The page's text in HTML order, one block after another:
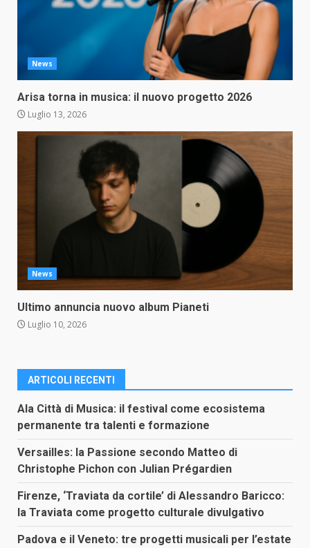
News
Arisa torna in musica: il nuovo progetto 2026
Luglio 13, 2026
News
Ultimo annuncia nuovo album Pianeti
Luglio 10, 2026
ARTICOLI RECENTI
Ala Città di Musica: il festival come ecosistema
permanente tra talenti e formazione
Versailles: la Passione secondo Matteo di
Christophe Pichon con Julian Prégardien
Firenze, ‘Traviata da cortile’ di Alessandro Baricco:
la Traviata come progetto culturale divulgativo
Padova e il Veneto: tre progetti musicali per l’estate